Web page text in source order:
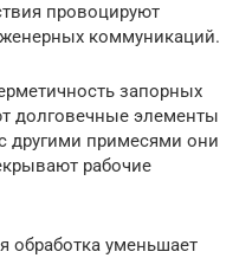
провоцируют
коммуникаций.
запорных
долговечные элементы
другими примесями они
рабочие
обработка уменьшает